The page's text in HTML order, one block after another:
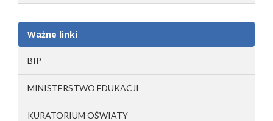
Ważne linki
BIP
MINISTERSTWO EDUKACJI
KURATORIUM OŚWIATY